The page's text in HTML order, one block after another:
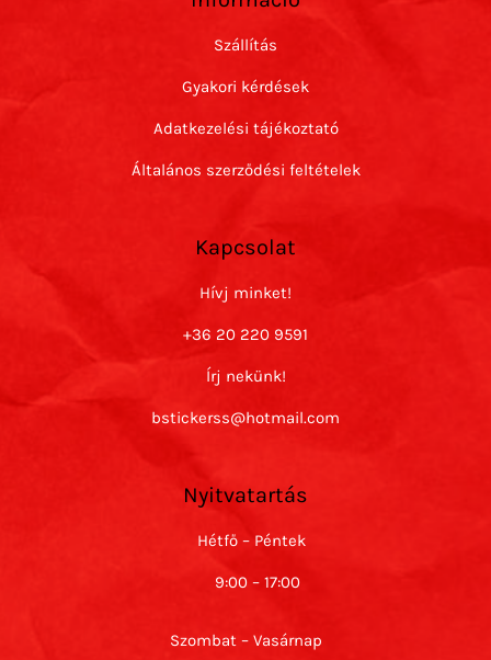
Szállítás
Gyakori kérdések
Adatkezelési tájékoztató
Általános szerződési feltételek
Kapcsolat
Hívj minket!
+36 20 220 9591
Írj nekünk!
bstickerss@hotmail.com
Nyitvatartás
Hétfő – Péntek
9:00 – 17:00
Szombat – Vasárnap